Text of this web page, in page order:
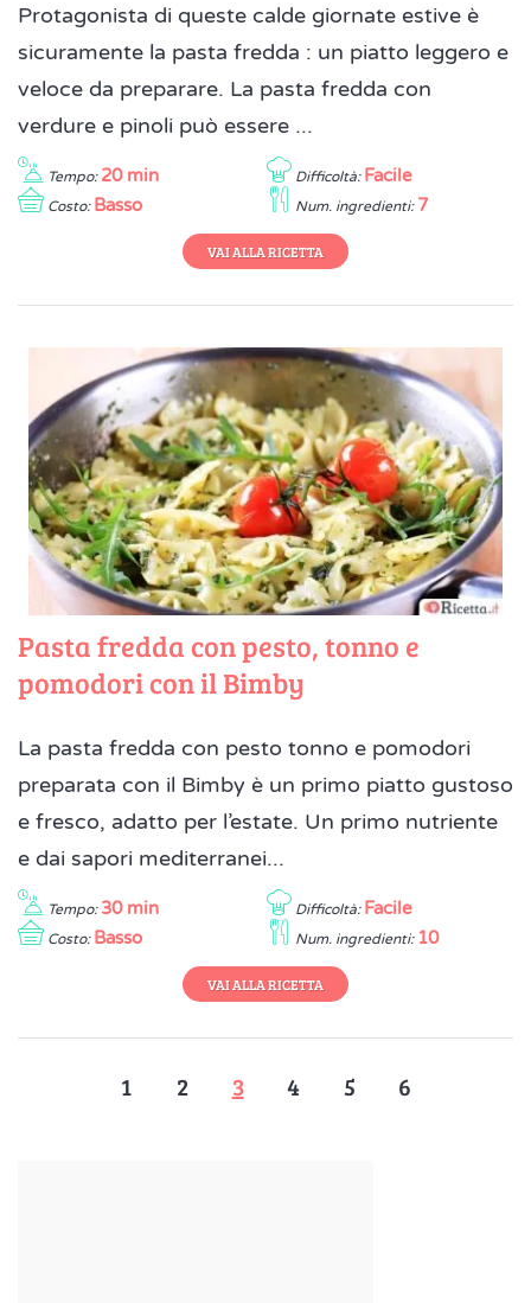
Protagonista di queste calde giornate estive è
sicuramente la pasta fredda : un piatto leggero e
veloce da preparare. La pasta fredda con
verdure e pinoli può essere ...
Tempo: 20 min Difficoltà: Facile
Costo: Basso Num. ingredienti: 7
VAI ALLA RICETTA
Pasta fredda con pesto, tonno e
pomodori con il Bimby
La pasta fredda con pesto tonno e pomodori
preparata con il Bimby è un primo piatto gustoso
e fresco, adatto per l’estate. Un primo nutriente
e dai sapori mediterranei...
Tempo: 30 min Difficoltà: Facile
Costo: Basso Num. ingredienti: 10
VAI ALLA RICETTA
1 2 3 4 5 6